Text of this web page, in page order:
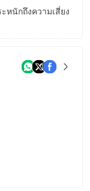
หนักถึงความเสี่ยง